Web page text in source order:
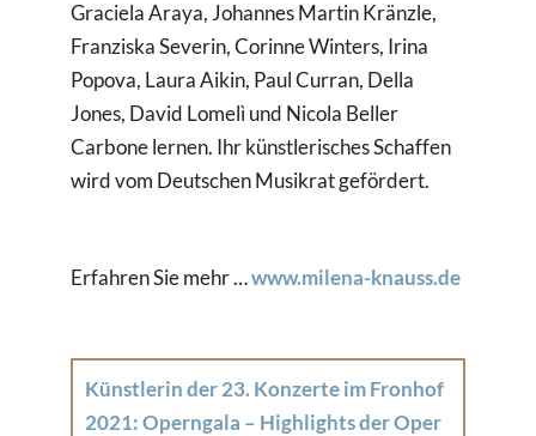
Graciela Araya, Johannes Martin Kränzle,
Franziska Severin, Corinne Winters, Irina
Popova, Laura Aikin, Paul Curran, Della
Jones, David Lomelì und Nicola Beller
Carbone lernen. Ihr künstlerisches Schaffen
wird vom Deutschen Musikrat gefördert.
Erfahren Sie mehr …www.milena-knauss.de
Künstlerin der 23. Konzerte im Fronhof
2021: Operngala – Highlights der Oper